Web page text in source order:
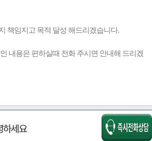
책임지고 목적 달성 해드리겠습니다.
내용은 편하실때 전화 주시면 안내해 드리겠
하세요